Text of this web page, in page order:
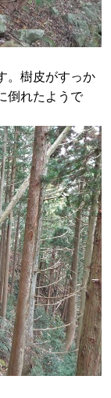
。樹皮がすっか
倒れたようで